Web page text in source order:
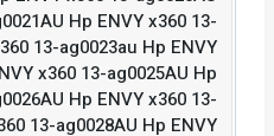
Hp ENVY x360 13-
13-ag0023au Hp ENVY
x360 13-ag0025AU Hp
Hp ENVY x360 13-
13-ag0028AU Hp ENVY